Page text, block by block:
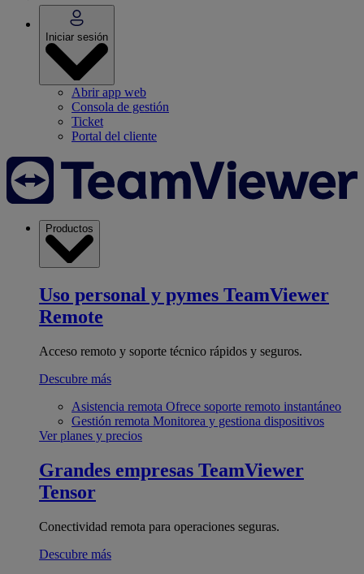
Iniciar sesión
Abrir app web
Consola de gestión
Ticket
Portal del cliente
Productos
Uso personal y pymes TeamViewer
Remote
Acceso remoto y soporte técnico rápidos y seguros.
Descubre más
Asistencia remota Ofrece soporte remoto instantáneo
Gestión remota Monitorea y gestiona dispositivos
Ver planes y precios
Grandes empresas TeamViewer
Tensor
Conectividad remota para operaciones seguras.
Descubre más